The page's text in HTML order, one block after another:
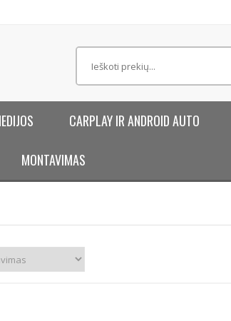
CARPLAY IR ANDROID AUTO
MONTAVIMAS